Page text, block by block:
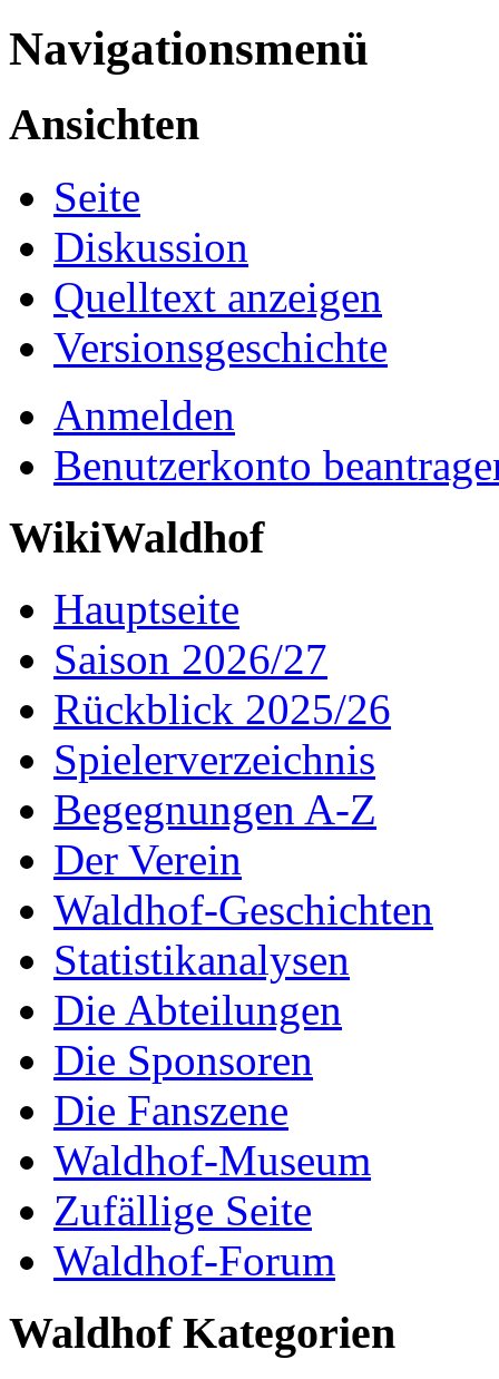
Navigationsmenü
Ansichten
Seite
Diskussion
Quelltext anzeigen
Versionsgeschichte
Anmelden
Benutzerkonto
WikiWaldhof
Hauptseite
Saison 2026/27
Rückblick 2025/26
Spielerverzeichnis
Begegnungen A-Z
Der Verein
Waldhof-Geschichten
Statistikanalysen
Die Abteilungen
Die Sponsoren
Die Fanszene
Waldhof-Museum
Zufällige Seite
Waldhof-Forum
Waldhof Kategorien